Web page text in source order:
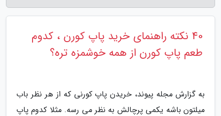
40 نکته راهنمای خرید پاپ کورن ، کدوم
طعم پاپ کورن از همه خوشمزه تره؟
به گزارش مجله پیوند، خریدن پاپ کورنی که از هر نظر باب
میلتون باشه یکمی پرچالش به نظر می رسه. مثلا کدوم پاپ